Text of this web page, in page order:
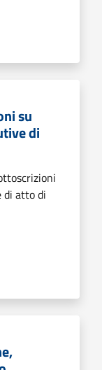
su
di
di atto di